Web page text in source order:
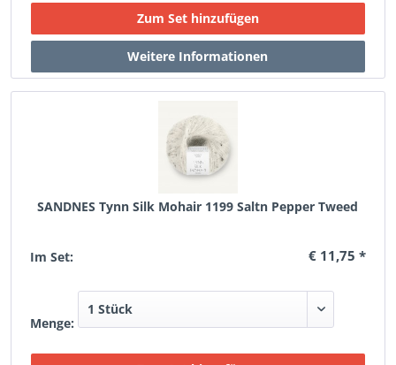
SANDNES Tynn Silk Mohair 1199 Saltn Pepper Tweed
Im Set: € 11,75 *
Menge: